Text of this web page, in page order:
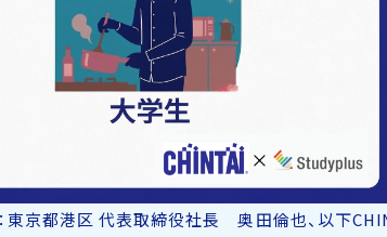
東京都港区 代表取締役社長 奥田倫也、以下